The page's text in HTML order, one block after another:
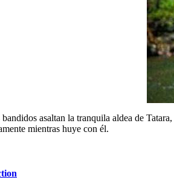
asaltan la tranquila aldea de
mientras huye con él.